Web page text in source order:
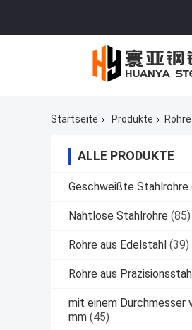
Startseite Produkte
ALLE PRODUKTE
Geschweißte Stahlrohre
Nahtlose Stahlrohre (85)
Rohre aus Edelstahl (39)
Rohre aus Präzisionsstahl
mit einem Durchmesser
mm (45)